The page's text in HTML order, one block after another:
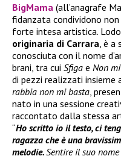
BigMama (all’anagrafe
fidanzata condividono
forte intesa artistica.
originaria di Carrara , è
conosciuta con il nome
brani, tra cui Sfiga e Non
di pezzi realizzati insieme
rabbia non mi basta ,
nato in una sessione
raccontato dalla stessa
“Ho scritto io il testo, ci
ragazza che è una
melodie.Sentire il suo